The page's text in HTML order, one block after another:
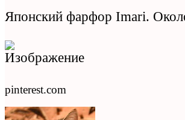
Японский фарфор Imari.
pinterest.com